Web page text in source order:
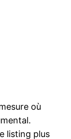
où
listing plus